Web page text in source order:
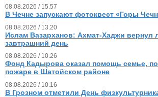
08.08.2026 / 15.57
В Чечне запускают фотоквест «Горы
08.08.2026 / 13.20
Ислам Вазарханов: Ахмат-Хаджи вернул
завтрашний день
08.08.2026 / 10.26
Фонд Кадырова оказал помощь семье,
пожаре в Шатойском районе
08.08.2026 / 10.16
В Грозном отметили День